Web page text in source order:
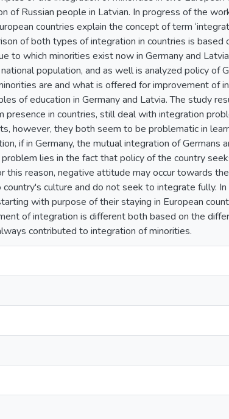
of Russian people in Latvian. In progress of the
countries explain the concept of term
of both types of integration in countries is based
to which minorities exist now in Germany and
population, and as well is analyzed policy of
are and what is offered for improvement of
of education in Germany and Latvia. The study
in countries, still deal with integration
however, they both seem to be problematic in
if in Germany, the mutual integration of Germans
lies in the fact that policy of the country
this reason, negative attitude may occur towards
culture and do not seek to integrate fully.
with purpose of their staying in European
of integration is different both based on the
contributed to integration of minorities.